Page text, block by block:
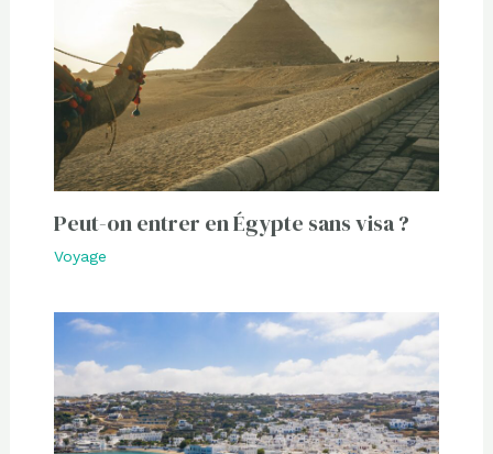
Peut-on entrer en Égypte sans visa ?
Voyage